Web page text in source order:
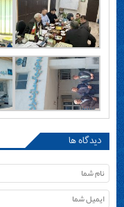
دیدگاه ها